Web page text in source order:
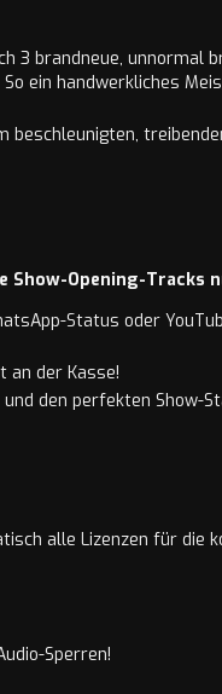
3 brandneue, unnormal
ein handwerkliches
Show-Opening-Tracks
Status oder
an der Kasse!
den perfekten Show-
alle Lizenzen für die
Sperren!